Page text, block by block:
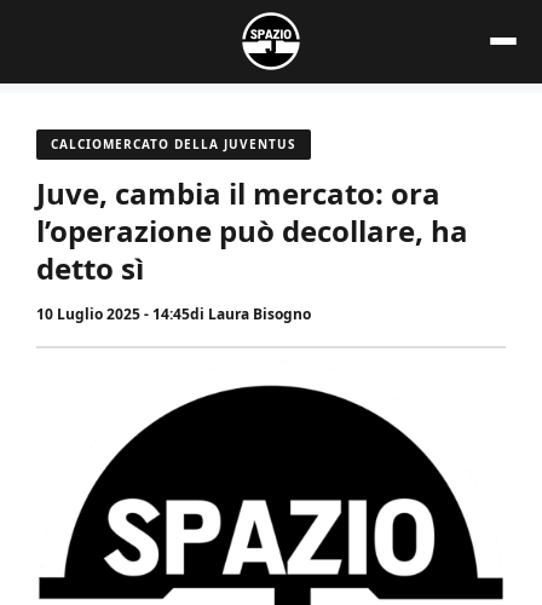
contenuto
CALCIOMERCATO DELLA JUVENTUS
Juve, cambia il mercato: ora
l’operazione può decollare, ha
detto sì
10 Luglio 2025 - 14:45di Laura Bisogno